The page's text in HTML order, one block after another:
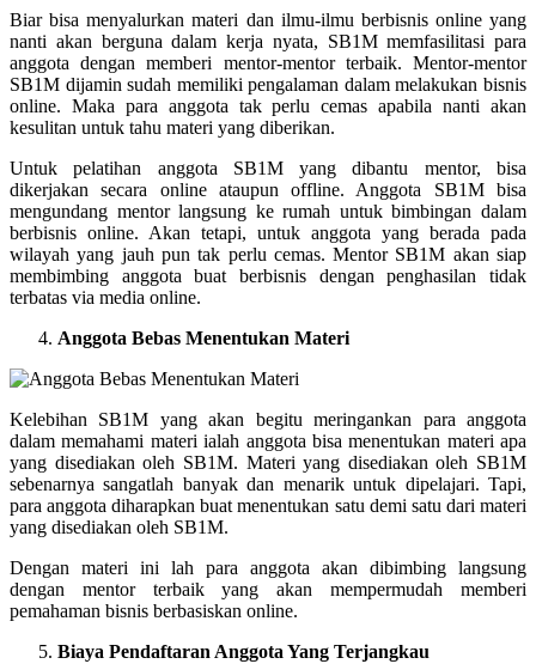
Biar bisa menyalurkan materi dan ilmu-ilmu berbisnis online yang
nanti akan berguna dalam kerja nyata, SB1M memfasilitasi para
anggota dengan memberi mentor-mentor terbaik. Mentor-mentor
SB1M dijamin sudah memiliki pengalaman dalam melakukan bisnis
online. Maka para anggota tak perlu cemas apabila nanti akan
kesulitan untuk tahu materi yang diberikan.
Untuk pelatihan anggota SB1M yang dibantu mentor, bisa
dikerjakan secara online ataupun offline. Anggota SB1M bisa
mengundang mentor langsung ke rumah untuk bimbingan dalam
berbisnis online. Akan tetapi, untuk anggota yang berada pada
wilayah yang jauh pun tak perlu cemas. Mentor SB1M akan siap
membimbing anggota buat berbisnis dengan penghasilan tidak
terbatas via media online.
Anggota Bebas Menentukan Materi
Kelebihan SB1M yang akan begitu meringankan para anggota
dalam memahami materi ialah anggota bisa menentukan materi apa
yang disediakan oleh SB1M. Materi yang disediakan oleh SB1M
sebenarnya sangatlah banyak dan menarik untuk dipelajari. Tapi,
para anggota diharapkan buat menentukan satu demi satu dari materi
yang disediakan oleh SB1M.
Dengan materi ini lah para anggota akan dibimbing langsung
dengan mentor terbaik yang akan mempermudah memberi
pemahaman bisnis berbasiskan online.
Biaya Pendaftaran Anggota Yang Terjangkau